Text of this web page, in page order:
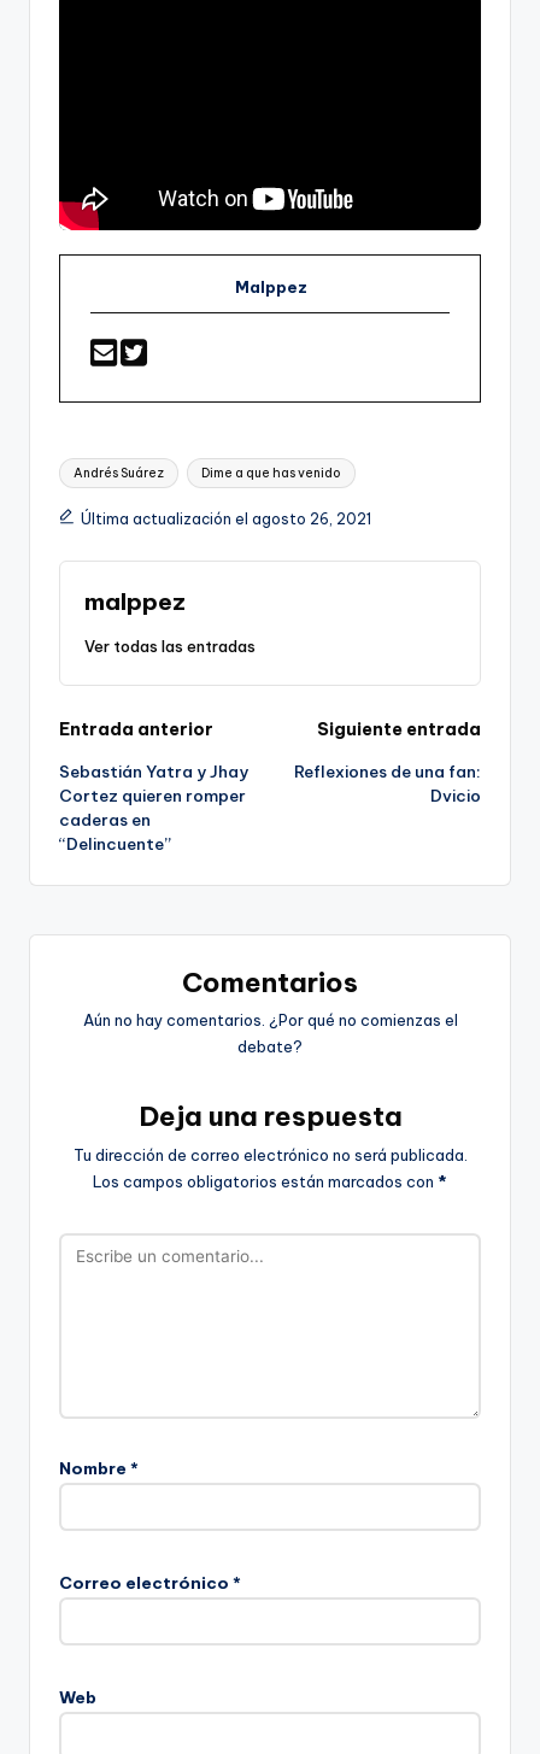
Malppez
Etiquetas:
Andrés Suárez Dime a que has venido
Última actualización el agosto 26, 2021
malppez
Ver todas las entradas
Navegación
de
entradas
Entrada anterior
Sebastián Yatra y Jhay
Cortez quieren romper
caderas en
“Delincuente”
Siguiente entrada
Reflexiones de una fan:
Dvicio
Comentarios
Aún no hay comentarios. ¿Por qué no comienzas el
debate?
Deja una respuesta
Tu dirección de correo electrónico no será publicada.
Los campos obligatorios están marcados con *
Nombre *
Correo electrónico *
Web